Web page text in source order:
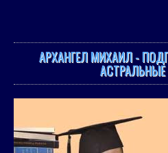
АРХАНГЕЛ МИХАИЛ -